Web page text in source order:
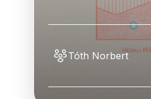
Tóth Norbert